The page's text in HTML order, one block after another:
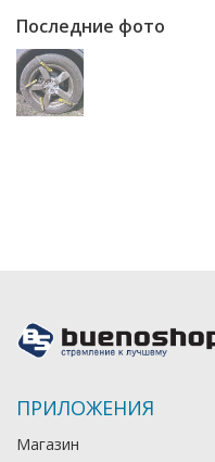
Последние фото
ПРИЛОЖЕНИЯ
Магазин